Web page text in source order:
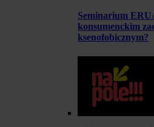
Seminarium
konsumenckim
ksenofobicznym?